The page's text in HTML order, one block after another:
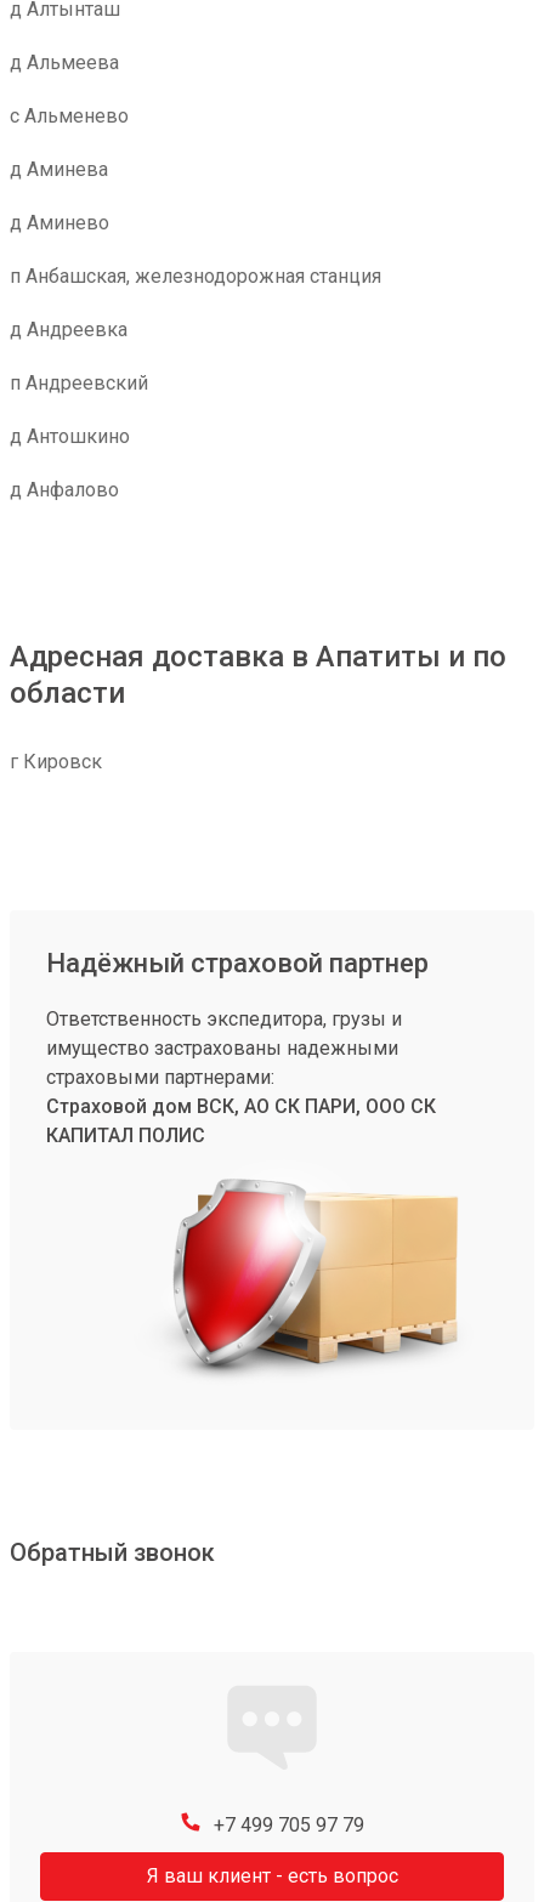
д Алтынташ
д Альмеева
с Альменево
д Аминева
д Аминево
п Анбашская, железнодорожная станция
д Андреевка
п Андреевский
д Антошкино
д Анфалово
Адресная доставка в Апатиты и по
области
г Кировск
Надёжный страховой партнер
Ответственность экспедитора, грузы и
имущество застрахованы надежными
страховыми партнерами:
Страховой дом ВСК, АО СК ПАРИ, ООО СК
КАПИТАЛ ПОЛИС
Обратный звонок
+7 499 705 97 79
Я ваш клиент - есть вопрос